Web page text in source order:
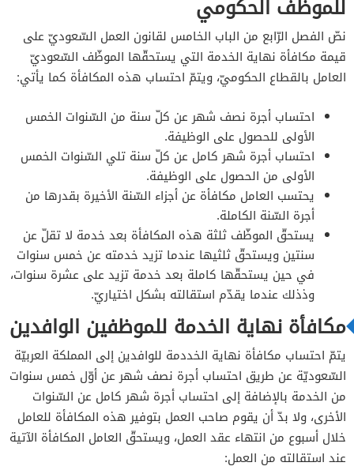
للموظف الحكومي
نصّ الفصل الرّابع من الباب الخامس لقانون العمل السّعوديّ على
قيمة مكافأة نهاية الخدمة التي يستحقّها الموظّف السّعوديّ
العامل بالقطاع الحكوميّ، ويتمّ احتساب هذه المكافأة كما يأتي:
احتساب أجرة نصف شهر عن كلّ سنة من السّنوات الخمس
الأولى للحصول على الوظيفة.
احتساب أجرة شهر كامل عن كلّ سنة تلي السّنوات الخمس
الأولى من الحصول على الوظيفة.
يحتسب العامل مكافأة عن أجزاء السّنة الأخيرة بقدرها من
أجرة السّنة الكاملة.
يستحقّ الموظّف ثلثة هذه المكافأة بعد خدمة لا تقلّ عن
سنتين ويستحقّ ثلثيها عندما تزيد خدمته عن خمس سنوات
في حين يستحقّها كاملة بعد خدمة تزيد على عشرة سنوات،
وذذلك عندما يقدّم استقالته بشكل اختياريّ.
مكافأة نهاية الخدمة للموظفين الوافدين
يتمّ احتساب مكافأة نهاية الخددمة للوافدين إلى المملكة العربيّة
السّعوديّة عن طريق احتساب أجرة نصف شهر عن أوّل خمس سنوات
من الخدمة بالإضافة إلى احتساب أجرة شهر كامل عن السّنوات
الأخرى، ولا بدّ أن يقوم صاحب العمل بتوفير هذه المكافأة للعامل
خلال أسبوع من انتهاء عقد العمل، ويستحقّ العامل المكافأة الآتية
عند استقالته من العمل: